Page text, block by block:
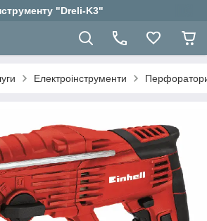
"Dreli-K3"
Електроінструменти